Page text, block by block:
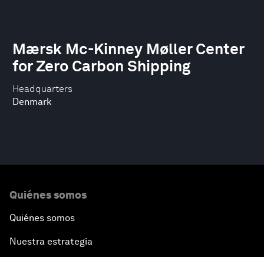
Headquarters
Denmark
Mærsk Mc-Kinney Møller Center
for Zero Carbon Shipping
Quiénes somos
Quiénes somos
Nuestra estrategia